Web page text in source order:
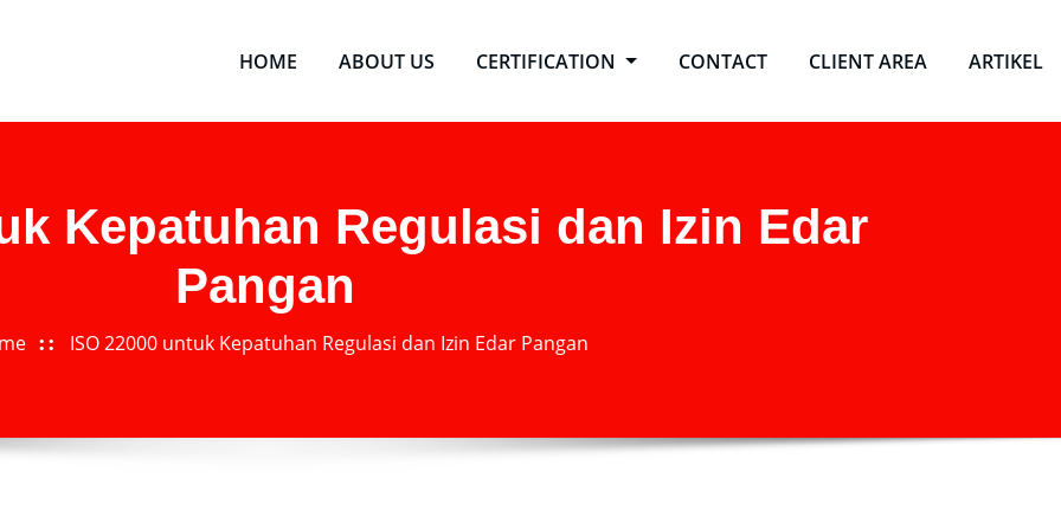
HOME ABOUT US CERTIFICATION CONTACT CLIENT AREA ARTIKEL
Kepatuhan Regulasi dan Izin Edar
Pangan
ISO 22000 untuk Kepatuhan Regulasi dan Izin Edar Pangan